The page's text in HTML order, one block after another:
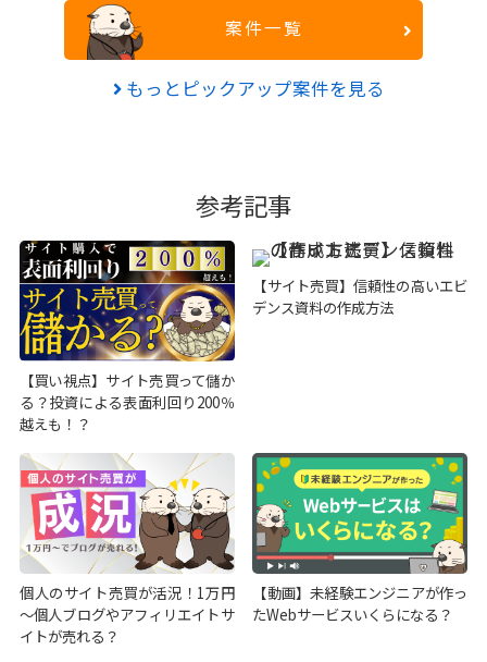
案件一覧
もっとピックアップ案件を見る
参考記事
【買い視点】サイト売買って儲か
る？投資による表面利回り200％
越えも！？
【サイト売買】信頼性の高いエビ
デンス資料の作成方法
個人のサイト売買が活況！1万円
～個人ブログやアフィリエイトサ
イトが売れる？
【動画】未経験エンジニアが作っ
たWebサービスいくらになる？